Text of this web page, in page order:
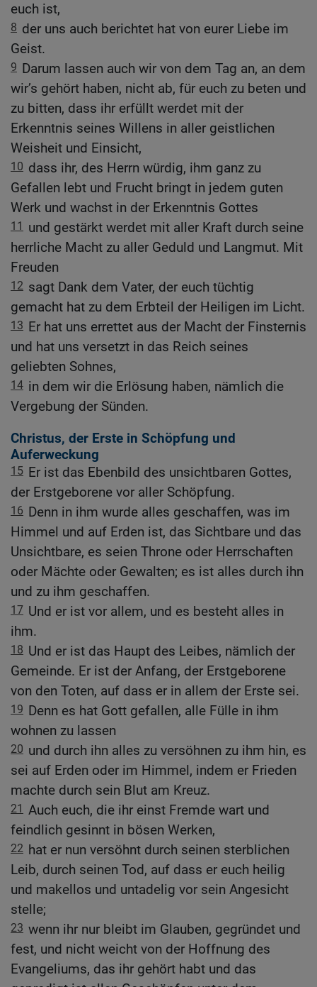
euch ist,
8 der uns auch berichtet hat von eurer Liebe im
Geist.
9 Darum lassen auch wir von dem Tag an, an dem
wir’s gehört haben, nicht ab, für euch zu beten und
zu bitten, dass ihr erfüllt werdet mit der
Erkenntnis seines Willens in aller geistlichen
Weisheit und Einsicht,
10 dass ihr, des Herrn würdig, ihm ganz zu
Gefallen lebt und Frucht bringt in jedem guten
Werk und wachst in der Erkenntnis Gottes
11
und gestärkt werdet mit aller Kraft durch seine
herrliche Macht zu aller Geduld und Langmut. Mit
Freuden
12 sagt Dank dem Vater, der euch tüchtig
gemacht hat zu dem Erbteil der Heiligen im Licht.
13 Er hat uns errettet aus der Macht der Finsternis
und hat uns versetzt in das Reich seines
geliebten Sohnes,
14 in dem wir die Erlösung haben, nämlich die
Vergebung der Sünden.
Christus, der Erste in Schöpfung und
Auferweckung
15 Er ist das Ebenbild des unsichtbaren Gottes,
der Erstgeborene vor aller Schöpfung.
16 Denn in ihm wurde alles geschaffen, was im
Himmel und auf Erden ist, das Sichtbare und das
Unsichtbare, es seien Throne oder Herrschaften
oder Mächte oder Gewalten; es ist alles durch ihn
und zu ihm geschaffen.
17 Und er ist vor allem, und es besteht alles in
ihm.
18 Und er ist das Haupt des Leibes, nämlich der
Gemeinde. Er ist der Anfang, der Erstgeborene
von den Toten, auf dass er in allem der Erste sei.
19 Denn es hat Gott gefallen, alle Fülle in ihm
wohnen zu lassen
20 und durch ihn alles zu versöhnen zu ihm hin, es
sei auf Erden oder im Himmel, indem er Frieden
machte durch sein Blut am Kreuz.
21 Auch euch, die ihr einst Fremde wart und
feindlich gesinnt in bösen Werken,
22 hat er nun versöhnt durch seinen sterblichen
Leib, durch seinen Tod, auf dass er euch heilig
und makellos und untadelig vor sein Angesicht
stelle;
23 wenn ihr nur bleibt im Glauben, gegründet und
fest, und nicht weicht von der Hoffnung des
Evangeliums, das ihr gehört habt und das